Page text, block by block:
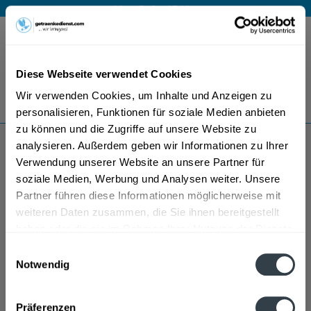
Diese Webseite verwendet Cookies
Wir verwenden Cookies, um Inhalte und Anzeigen zu
personalisieren, Funktionen für soziale Medien anbieten
zu können und die Zugriffe auf unsere Website zu
analysieren. Außerdem geben wir Informationen zu Ihrer
Verwendung unserer Website an unsere Partner für
soziale Medien, Werbung und Analysen weiter. Unsere
Partner führen diese Informationen möglicherweise mit
weiteren Daten zusammen, die Sie ihnen bereitgestellt
Notwendig
Präferenzen
Mo – Fr 9 – 17 Uhr
Menü
Bestellung widerrufen
Es gilt unsere Datenschutzerklärung
Feldschlößchen